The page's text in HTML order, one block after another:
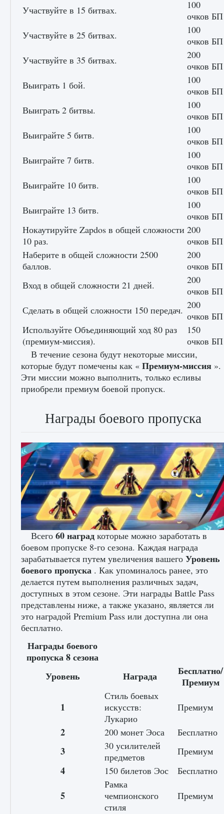
игре Creatures of Ava
которая не работает
Как создавать предметы в Creatures of Ava
9 августа 2024
Как найти Гробницу Изгоев в Diablo 4
9 августа 2024 1 337 0 0
Как получить Thunder Egg в Stardew Valley
9 августа 2024 1 244 0 0
Как исправить неработающие награды For
Honor
Как разблокировать чертеж счастливого
оружия в MW3 и Warzone
1 151 0
Участвуйте в 15 битвах.
100
очков БП
Участвуйте в 25 битвах.
100
очков БП
Участвуйте в 35 битвах.
200
очков БП
Выиграть 1 бой.
100
очков БП
Выиграть 2 битвы.
100
очков БП
Выиграйте 5 битв.
100
очков БП
Выиграйте 7 битв.
100
очков БП
Выиграйте 10 битв.
100
очков БП
Выиграйте 13 битв.
100
очков БП
Нокаутируйте Zapdos в общей сложности
10 раз.
200
очков БП
Наберите в общей сложности 2500
баллов.
200
очков БП
Вход в общей сложности 21 дней.
200
очков БП
Сделать в общей сложности 150 передач. 200
очков БП
Используйте Объединяющий ход 80 раз
(премиум-миссия).
150
очков БП
В течение сезона будут некоторые миссии,
которые будут помечены как « Премиум-миссия ».
Эти миссии можно выполнить, только есливы
приобрели премиум боевой пропуск.
Награды боевого пропуска
Всего 60 наград которые можно заработать в
боевом пропуске 8-го сезона. Каждая награда
зарабатывается путем увеличения вашего Уровень
боевого пропуска . Как упоминалось ранее, это
делается путем выполнения различных задач,
доступных в этом сезоне. Эти награды Battle Pass
представлены ниже, а также указано, является ли
это наградой Premium Pass или доступна ли она
бесплатно.
Награды боевого
пропуска 8 сезона
Уровень
Награда
Бесплатно/
Премиум
1
Стиль боевых
искусств:
Лукарио
Премиум
2 200 монет Эоса Бесплатно
3
30 усилителей
предметов
Премиум
4 150 билетов Эос Бесплатно
5
Рамка
чемпионского
стиля
Премиум